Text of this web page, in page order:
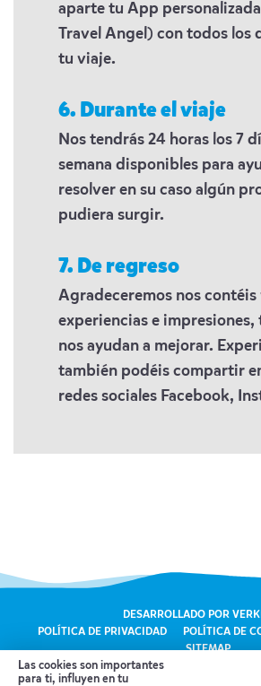
aparte tu App
Travel Angel) con todos los
tu viaje.
6. Durante el viaje
Nos tendrás 24 horas los 7
semana disponibles para
resolver en su caso algún
pudiera surgir.
7. De regreso
Agradeceremos nos contéis
experiencias e impresiones,
nos ayudan a mejorar.
también podéis compartir
redes sociales Facebook,
DESARROLLADO POR
POLÍTICA DE PRIVACIDAD
POLÍTICA DE
SITEMAP
Las cookies son importantes
para ti, influyen en tu